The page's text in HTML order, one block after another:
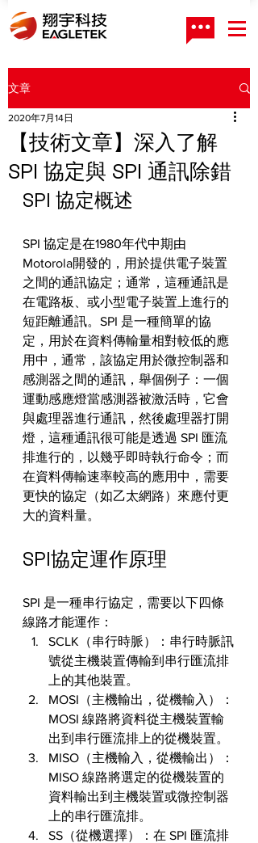
文章
【技術文章】深入了解
SPI 協定與 SPI 通訊除錯
2020年7月14日
SPI 協定概述
SPI 協定是在1980年代中期由
Motorola開發的，用於提供電子裝置
之間的通訊協定；通常，這種通訊是
在電路板、或小型電子裝置上進行的
短距離通訊。SPI 是一種簡單的協
定，用於在資料傳輸量相對較低的應
用中，通常，該協定用於微控制器和
感測器之間的通訊，舉個例子：一個
運動感應燈當感測器被激活時，它會
與處理器進行通訊，然後處理器打開
燈，這種通訊很可能是透過 SPI 匯流
排進行的，以幾乎即時執行命令；而
在資料傳輸速率較高的應用中，需要
更快的協定（如乙太網路）來應付更
大的資料量。
SPI協定運作原理
SPI 是一種串行協定，需要以下四條
線路才能運作：
SCLK（串行時脈）：串行時脈訊
號從主機裝置傳輸到串行匯流排
上的其他裝置。
MOSI（主機輸出，從機輸入）：
MOSI 線路將資料從主機裝置輸
出到串行匯流排上的從機裝置。
MISO（主機輸入，從機輸出）：
MISO 線路將選定的從機裝置的
資料輸出到主機裝置或微控制器
上的串行匯流排。
SS（從機選擇）：在 SPI 匯流排